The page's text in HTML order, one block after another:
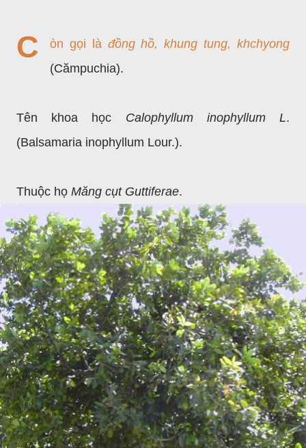
C òn gọi là đồng hồ, khung tung, khchyong
(Cămpuchia).
Tên khoa học Calophyllum inophyllum L.
(Balsamaria inophyllum Lour.).
Thuộc họ Măng cụt Guttiferae.